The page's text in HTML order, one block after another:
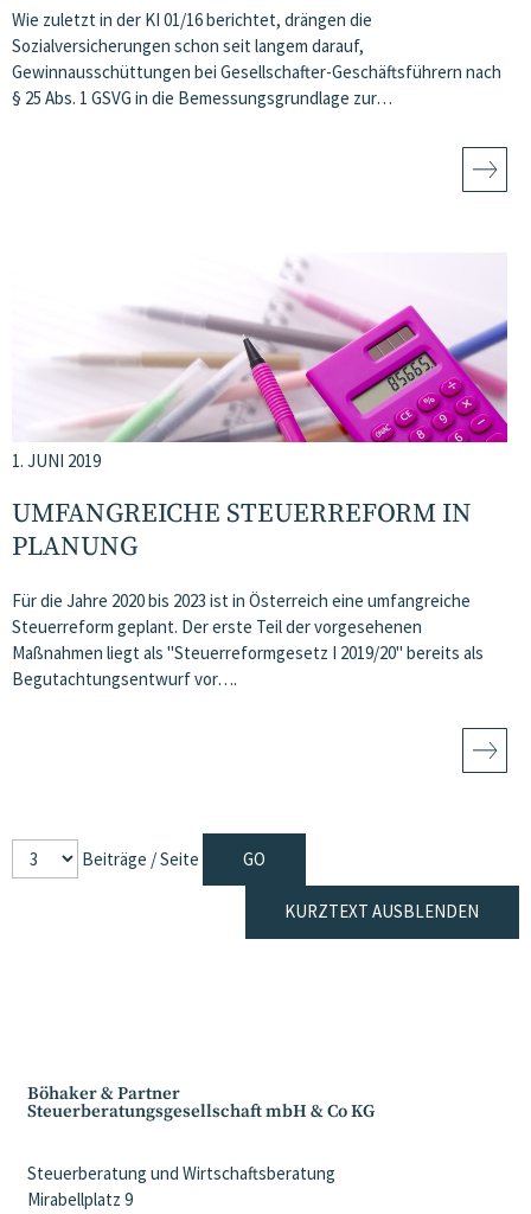
Wie zuletzt in der KI 01/16 berichtet, drängen die
Sozialversicherungen schon seit langem darauf,
Gewinnausschüttungen bei Gesellschafter-Geschäftsführern nach
§ 25 Abs. 1 GSVG in die Bemessungsgrundlage zur…
1. JUNI 2019
UMFANGREICHE STEUERREFORM IN
PLANUNG
Für die Jahre 2020 bis 2023 ist in Österreich eine umfangreiche
Steuerreform geplant. Der erste Teil der vorgesehenen
Maßnahmen liegt als "Steuerreformgesetz I 2019/20" bereits als
Begutachtungsentwurf vor….
Beiträge / Seite
KURZTEXT AUSBLENDEN
Böhaker & Partner
Steuerberatungsgesellschaft mbH & Co KG
Steuerberatung und Wirtschaftsberatung
Mirabellplatz 9